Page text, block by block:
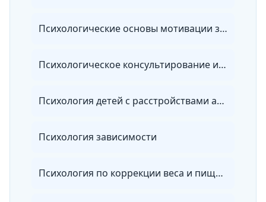
Психологические основы мотивации занятий фитнесом
Психологическое консультирование и психологическая диагностика личности
Психология детей с расстройствами аутического спектра
Психология зависимости
Психология по коррекции веса и пищевому поведению